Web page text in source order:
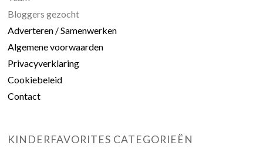
Bloggers gezocht
Adverteren / Samenwerken
Algemene voorwaarden
Privacyverklaring
Cookiebeleid
Contact
KINDERFAVORITES CATEGORIEËN